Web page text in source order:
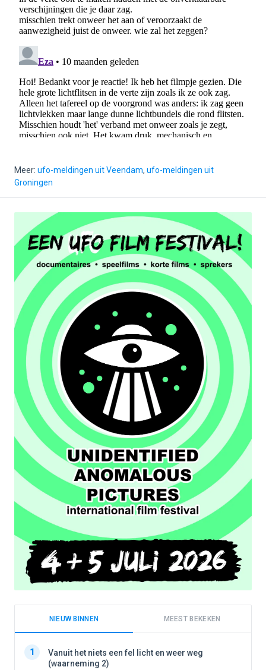
Meer: ufo-meldingen uit Veendam, ufo-meldingen uit
Groningen
NIEUW BINNEN MEEST BEKEKEN
1
Vanuit het niets een fel licht en weer weg
(waarneming 2)